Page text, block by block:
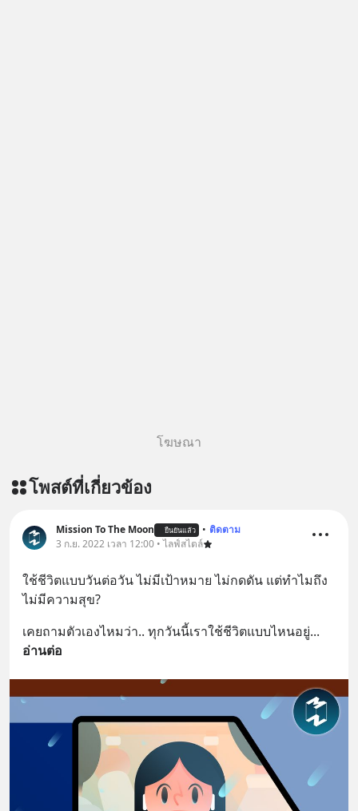
โฆษณา
โพสต์ที่เกี่ยวข้อง
Mission To The Moon ยืนยันแล้ว • ติดตาม
3 ก.ย. 2022 เวลา 12:00 • ไลฟ์สไตล์
ใช้ชีวิตแบบวันต่อวัน ไม่มีเป้าหมาย ไม่กดดัน แต่ทำไมถึง
ไม่มีความสุข?
เคยถามตัวเองไหมว่า.. ทุกวันนี้เราใช้ชีวิตแบบไหนอยู่
อ่านต่อ